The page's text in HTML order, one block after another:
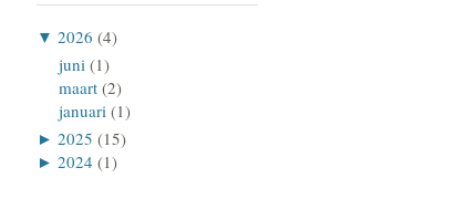
▼ 2026 (4)
juni (1)
maart (2)
januari (1)
► 2025 (15)
► 2024 (1)